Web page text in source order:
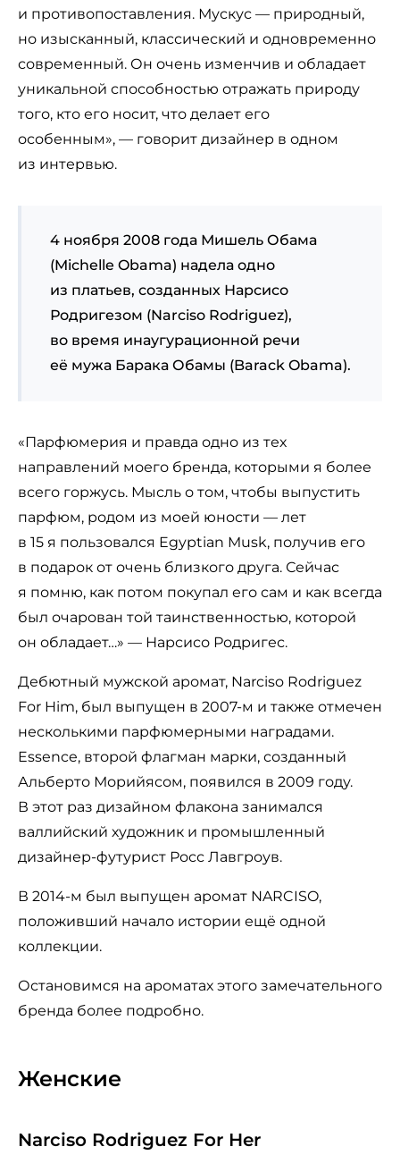
и противопоставления. Мускус — природный,
но изысканный, классический и одновременно
современный. Он очень изменчив и обладает
уникальной способностью отражать природу
того, кто его носит, что делает его
особенным», — говорит дизайнер в одном
из интервью.
4 ноября 2008 года Мишель Обама
(Michelle Obama) надела одно
из платьев, созданных Нарсисо
Родригезом (Narciso Rodriguez),
во время инаугурационной речи
её мужа Барака Обамы (Barack Obama).
«Парфюмерия и правда одно из тех
направлений моего бренда, которыми я более
всего горжусь. Мысль о том, чтобы выпустить
парфюм, родом из моей юности — лет
в 15 я пользовался Egyptian Musk, получив его
в подарок от очень близкого друга. Сейчас
я помню, как потом покупал его сам и как всегда
был очарован той таинственностью, которой
он обладает…» — Нарсисо Родригес.
Дебютный мужской аромат, Narciso Rodriguez
For Him, был выпущен в 2007-м и также отмечен
несколькими парфюмерными наградами.
Essence, второй флагман марки, созданный
Альберто Морийясом, появился в 2009 году.
В этот раз дизайном флакона занимался
валлийский художник и промышленный
дизайнер-футурист Росс Лавгроув.
В 2014-м был выпущен аромат NARCISO,
положивший начало истории ещё одной
коллекции.
Остановимся на ароматах этого замечательного
бренда более подробно.
Женские
Narciso Rodriguez For Her